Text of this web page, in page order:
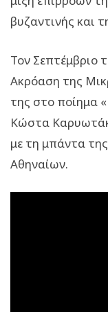
βυζαντινής και
Τον Σεπτέμβριο
Ακρόαση της
της στο ποίημα
Κώστα
με τη μπάντα
Αθηναίων.